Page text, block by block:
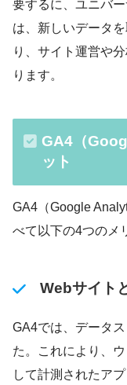
要するに、ユニバ
は、新しいデータ
り、サイト運営や
ります。
GA4（
ット
GA4（Google
べて以下の4つのメ
Webサイト
GA4では、データ
た。これにより、
して計測されたア